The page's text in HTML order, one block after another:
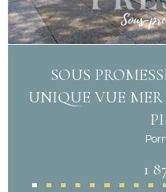
SOUS
UNIQUE VUE
1